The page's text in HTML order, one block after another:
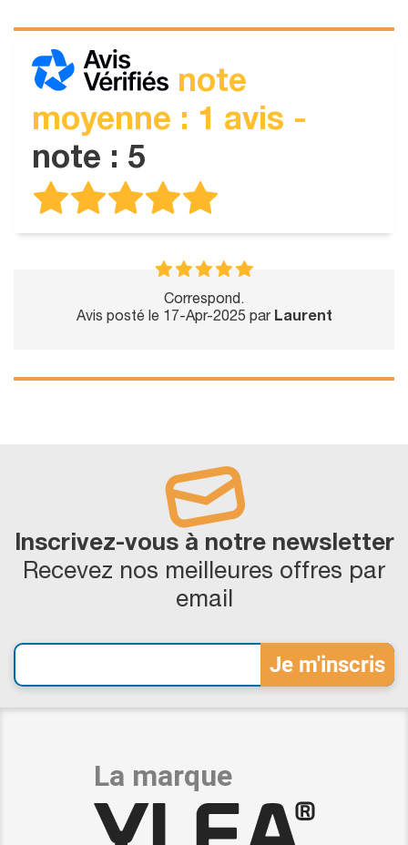
note
moyenne : 1 avis -
note : 5
Correspond.
Avis posté le 17-Apr-2025 par Laurent
Inscrivez-vous à notre newsletter
Recevez nos meilleures offres par
email